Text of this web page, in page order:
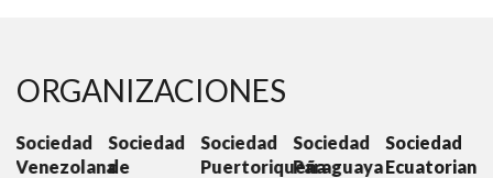
ORGANIZACIONES
Sociedad
de
Sociedad
Puertoriqueña
Sociedad
Paraguaya
Sociedad
Ecuatoriana
Sociedad